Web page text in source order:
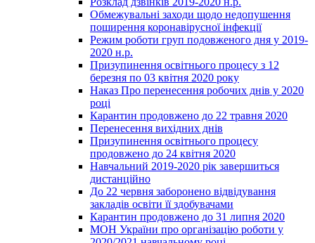
Обмежувальні заходи щодо недопушення
поширення коронавірусної інфекції
Режим роботи груп подовженого дня у 2019-
2020 н.р.
Призупинення освітнього процесу з 12
березня по 03 квітня 2020 року
Наказ Про перенесення робочих днів у 2020
році
Карантин продовжено до 22 травня 2020
Перенесення вихідних днів
Призупинення освітнього процесу
продовжено до 24 квітня 2020
Навчальний 2019-2020 рік завершиться
дистанційно
До 22 червня заборонено відвідування
закладів освіти її здобувачами
Карантин продовжено до 31 липня 2020
МОН України про організацію роботи у